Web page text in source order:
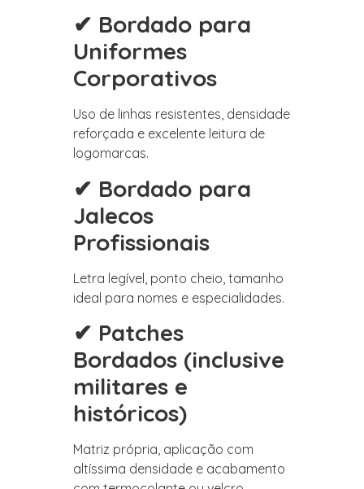
✔ Bordado para
Uniformes
Corporativos
Uso de linhas resistentes, densidade
reforçada e excelente leitura de
logomarcas.
✔ Bordado para
Jalecos
Profissionais
Letra legível, ponto cheio, tamanho
ideal para nomes e especialidades.
✔ Patches
Bordados (inclusive
militares e
históricos)
Matriz própria, aplicação com
altíssima densidade e acabamento